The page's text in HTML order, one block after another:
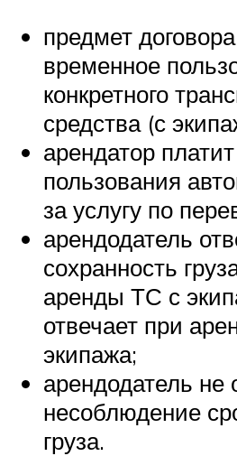
предмет
временное
конкретного
средства (с
арендатор
пользования
за услугу по
арендодатель
сохранность
аренды ТС с
отвечает при
экипажа;
арендодатель не
несоблюдение
груза.